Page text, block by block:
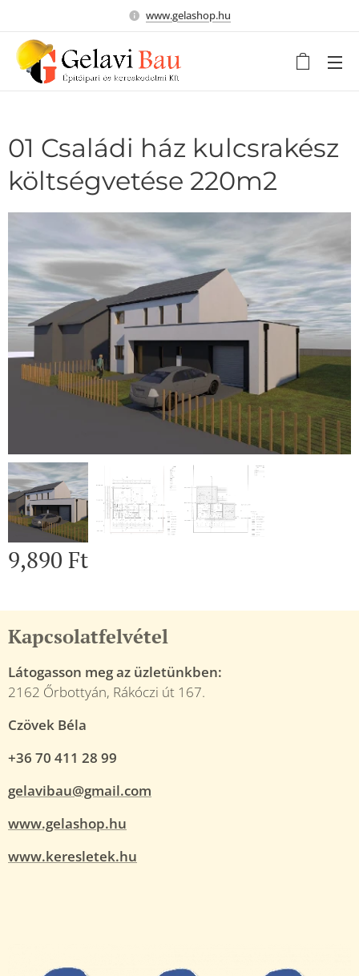
www.gelashop.hu
01 Családi ház kulcsrakész
költségvetése 220m2
9,890 Ft
Kapcsolatfelvétel
Látogasson meg az üzletünkben:
2162 Őrbottyán, Rákóczi út 167.
Czövek Béla
+36 70 411 28 99
gelavibau@gmail.com
www.gelashop.hu
www.keresletek.hu